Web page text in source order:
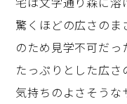
驚くほどの広さのま
のため見学不可だっ
たっぷりとした広さ
気持ちのよさそうな